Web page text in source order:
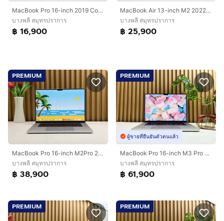
MacBook Pro 16-inch 2019 Core i7 Ram16GB SSD512GB Silver
บางพลี สมุทรปราการ
฿ 16,900
MacBook Air 13-inch M2 2022 Ram8GB SSD512GB Space Gray
บางพลี สมุทรปราการ
฿ 25,900
PREMIUM
MacBook Pro 16-inch M2Pro 2023 Ram16GB SSD512GB Silver CPU 12-Core GPU 19-Core
บางพลี สมุทรปราการ
฿ 38,900
PREMIUM
ผู้ขายที่ยืนยันตัวตนแล้ว
MacBook Pro 16-inch M3 Pro 2023 Ram36GB SSD512GB Sliver
บางพลี สมุทรปราการ
฿ 61,900
PREMIUM PREMIUM